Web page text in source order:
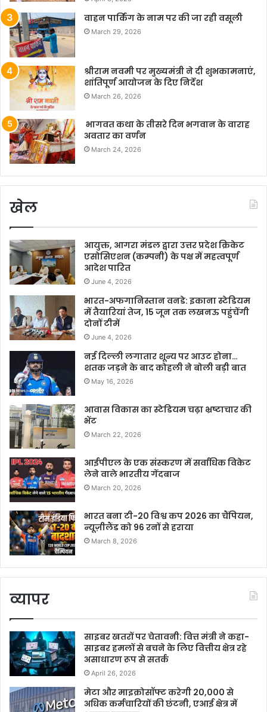
वाहन पार्किंग के नाम पर की जा रही वसूली
March 29, 2026
श्रीराम नवमी पर मुख्यमंत्री ने दी शुभकामनाएं,
शांतिपूर्ण आयोजन के दिए निर्देश
March 26, 2026
भागवत कथा के तीसरे दिन भगवान के वाराह
अवतार का वर्णन
March 24, 2026
खेल
आयुक्त, आगरा मंडल द्वारा उत्तर प्रदेश क्रिकेट
एसोसिएशन (कम्पनी) के पक्ष में महत्वपूर्ण
आदेश पारित
June 4, 2026
भारत-अफगानिस्तान वनडे: इकाना स्टेडियम
में तैयारियां तेज, 15 जून तक लखनऊ पहुंचेंगी
दोनों टीमें
June 4, 2026
नई दिल्ली लगातार शून्य पर आउट होना…
शतक जड़ने के बाद कोहली ने बोली बड़ी बात
May 16, 2026
आवास विकास का स्टेडियम चढ़ा भ्रष्टाचार की
भेंट
March 22, 2026
आईपीएल के एक संस्करण में सर्वाधिक विकेट
लेने वाले भारतीय गेंदबाज
March 20, 2026
भारत बना टी-20 विश्व कप 2026 का चैंपियन,
न्यूज़ीलैंड को 96 रनों से हराया
March 8, 2026
व्यापर
साइबर खतरों पर चेतावनी: वित्त मंत्री ने कहा-
साइबर हमलों से बचने के लिए वित्तीय क्षेत्र रहे
असाधारण रूप से सतर्क
April 26, 2026
मेटा और माइक्रोसॉफ्ट करेगी 20,000 से
अधिक कर्मचारियों की छंटनी, एआई क्षेत्र में